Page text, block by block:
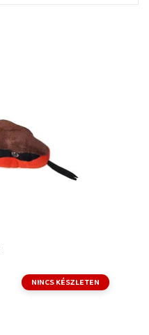
NINCS KÉSZLETEN